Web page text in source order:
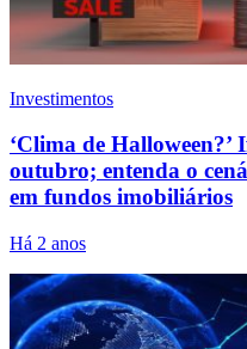
Investimentos
‘Clima de
outubro; entenda o
em fundos imobiliários
Há 2 anos